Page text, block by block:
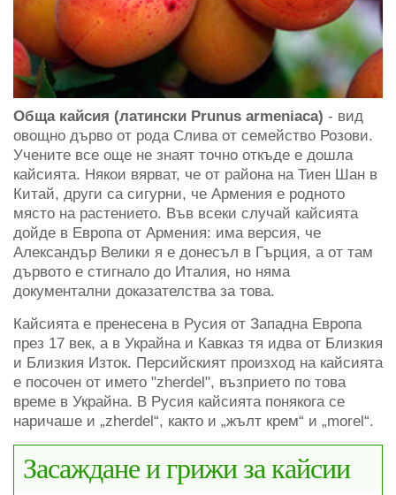
Обща кайсия (латински Prunus armeniaca) - вид
овощно дърво от рода Слива от семейство Розови.
Учените все още не знаят точно откъде е дошла
кайсията. Някои вярват, че от района на Тиен Шан в
Китай, други са сигурни, че Армения е родното
място на растението. Във всеки случай кайсията
дойде в Европа от Армения: има версия, че
Александър Велики я е донесъл в Гърция, а от там
дървото е стигнало до Италия, но няма
документални доказателства за това.
Кайсията е пренесена в Русия от Западна Европа
през 17 век, а в Украйна и Кавказ тя идва от Близкия
и Близкия Изток. Персийският произход на кайсията
е посочен от името "zherdel", възприето по това
време в Украйна. В Русия кайсията понякога се
наричаше и „zherdel“, както и „жълт крем“ и „morel“.
Засаждане и грижи за кайсии